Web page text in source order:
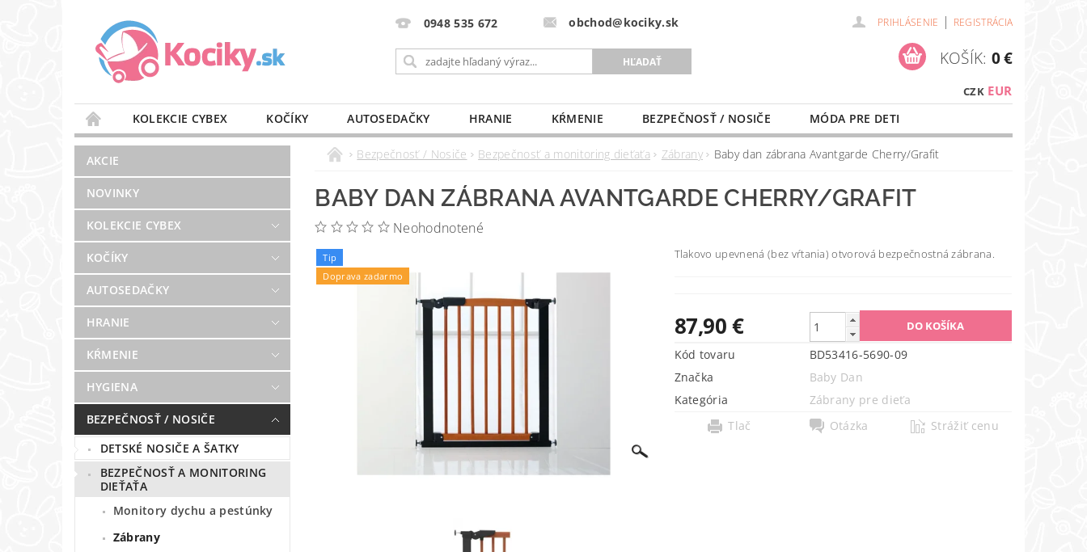
0948 535 672 obchod@kociky.sk PRIHLÁSENIE | REGISTRÁCIA
CZK EUR
KOŠÍK: 0 €
KOLEKCIE CYBEX KOČÍKY AUTOSEDAČKY HRANIE KŔMENIE BEZPEČNOSŤ / NOSIČE
MÓDA PRE DETI
STAROSTLIVOSŤ O VZDUCH
VÝBAVA DO PÔRODNICE MLIEKO A VÝŽIVA PRE MAMIČKU NAŠE SLUŽBY
O NÁKUPE
BLOG
PREDAJŇA KONTAKT
AKCIE
NOVINKY
KOLEKCIE CYBEX
KOČÍKY
AUTOSEDAČKY
HRANIE
KŔMENIE
HYGIENA
BEZPEČNOSŤ / NOSIČE
DETSKÉ NOSIČE A ŠATKY
BEZPEČNOSŤ A MONITORING
DIEŤAŤA
Monitory dychu a pestúnky
Zábrany
Bezpečnosť / Nosiče Bezpečnosť a monitoring dieťaťa Zábrany Baby dan zábrana Avantgarde Cherry/Grafit
BABY DAN ZÁBRANA AVANTGARDE CHERRY/GRAFIT
Neohodnotené
Tip
Doprava zadarmo
Tlakovo upevnená (bez vŕtania) otvorová bezpečnostnázábrana.
87,90 €
Kód tovaru
BD53416-5690-09
Značka
Baby Dan
Kategória
Zábrany pre dieťa
Tlač
Otázka Strážiť cenu